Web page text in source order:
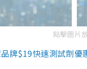
點擊圖片
牌$19快速測試劑